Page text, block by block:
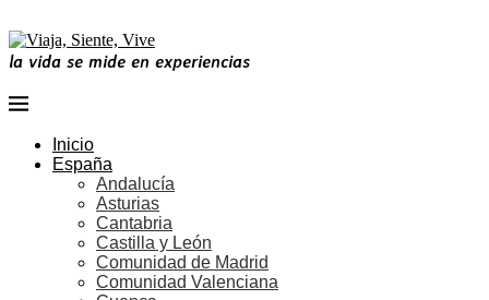
la vida se mide en experiencias
Inicio
España
Andalucía
Asturias
Cantabria
Castilla y León
Comunidad de Madrid
Comunidad Valenciana